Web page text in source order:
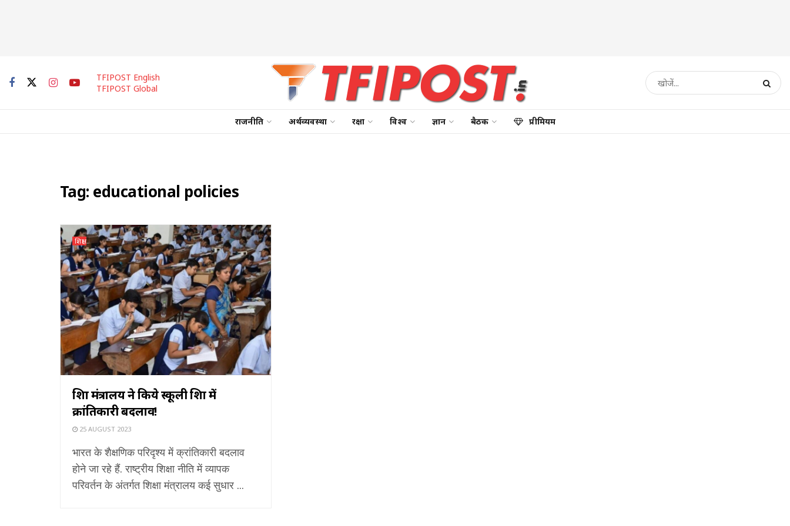
TFIPOST English
TFIPOST Global
राजनीति अर्थव्यवस्था रक्षा विश्व ज्ञान बैठक प्रीमियम
Tag: educational policies
शिक्षा
शिक्षा मंत्रालय ने किये स्कूली शिक्षा में
क्रांतिकारी बदलाव!
25 AUGUST 2023
भारत के शैक्षणिक परिदृश्य में क्रांतिकारी बदलाव
होने जा रहे हैं. राष्ट्रीय शिक्षा नीति में व्यापक
परिवर्तन के अंतर्गत शिक्षा मंत्रालय कई सुधार ...